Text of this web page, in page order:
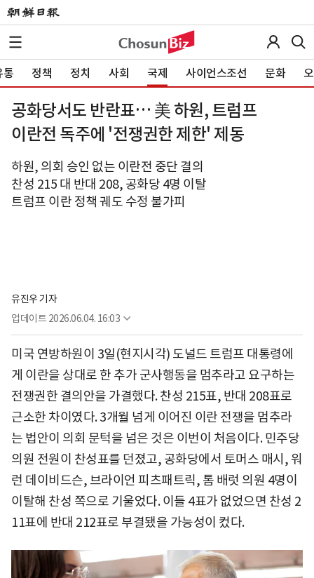
통 정책 정치 사회 국제 사이언스조선 문화
공화당서도 반란표… 美 하원, 트럼프
이란전 독주에 '전쟁권한 제한' 제동
하원, 의회 승인 없는 이란전 중단 결의
찬성 215 대 반대 208, 공화당 4명 이탈
트럼프 이란 정책 궤도 수정 불가피
유진우 기자
업데이트 2026.06.04. 16:03
미국 연방하원이 3일(현지시각) 도널드 트럼프 대통령에
게 이란을 상대로 한 추가 군사행동을 멈추라고 요구하는
전쟁권한 결의안을 가결했다. 찬성 215표, 반대 208표로
근소한 차이였다. 3개월 넘게 이어진 이란 전쟁을 멈추라
는 법안이 의회 문턱을 넘은 것은 이번이 처음이다. 민주당
의원 전원이 찬성표를 던졌고, 공화당에서 토머스 매시, 워
런 데이비드슨, 브라이언 피츠패트릭, 톰 배럿 의원 4명이
이탈해 찬성 쪽으로 기울었다. 이들 4표가 없었으면 찬성 2
11표에 반대 212표로 부결됐을 가능성이 컸다.